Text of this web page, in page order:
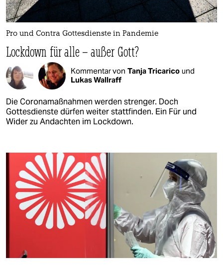
Pro und Contra Gottesdienste in Pandemie
Lockdown für alle – außer Gott?
Kommentar von Tanja Tricarico und
Lukas Wallraff
Die Coronamaßnahmen werden strenger. Doch
Gottesdienste dürfen weiter stattfinden. Ein Für und
Wider zu Andachten im Lockdown.